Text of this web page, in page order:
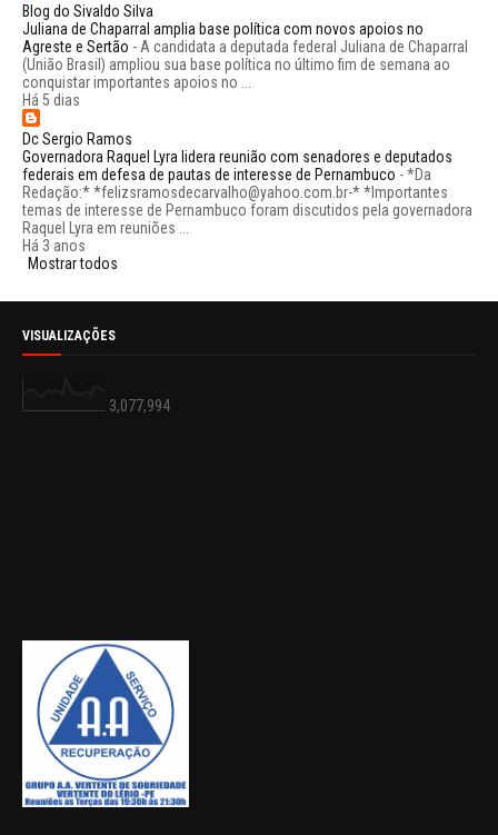
Blog do Sivaldo Silva
Juliana de Chaparral amplia base política com novos apoios no
Agreste e Sertão - A candidata a deputada federal Juliana de Chaparral
(União Brasil) ampliou sua base política no último fim de semana ao
conquistar importantes apoios no ...
Há 5 dias
Dc Sergio Ramos
Governadora Raquel Lyra lidera reunião com senadores e deputados
federais em defesa de pautas de interesse de Pernambuco -*Da
Redação:* *felizsramosdecarvalho@yahoo.com.br-* *Importantes
temas de interesse de Pernambuco foram discutidos pela governadora
Raquel Lyra em reuniões ...
Há 3 anos
Mostrar todos
VISUALIZAÇÕES
3,077,994